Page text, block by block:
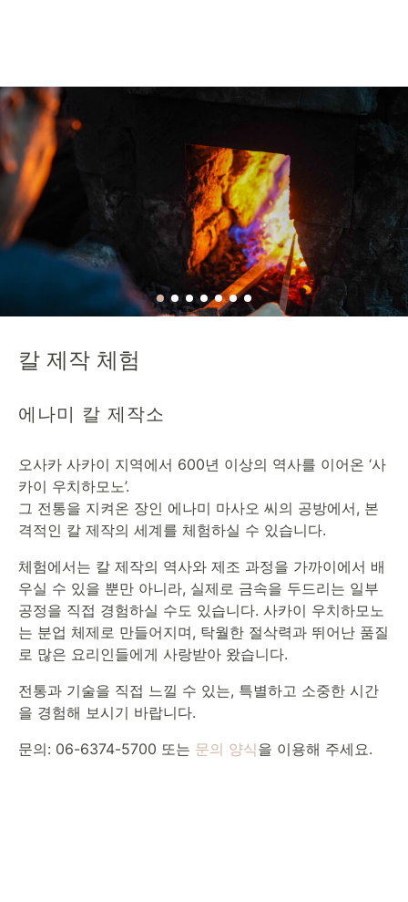
칼 제작 체험
에나미 칼 제작소
오사카 사카이 지역에서 600년 이상의 역사를 이어온 ‘사
카이 우치하모노’.
그 전통을 지켜온 장인 에나미 마사오 씨의 공방에서, 본
격적인 칼 제작의 세계를 체험하실 수 있습니다.
체험에서는 칼 제작의 역사와 제조 과정을 가까이에서 배
우실 수 있을 뿐만 아니라, 실제로 금속을 두드리는 일부
공정을 직접 경험하실 수도 있습니다. 사카이 우치하모노
는 분업 체제로 만들어지며, 탁월한 절삭력과 뛰어난 품질
로 많은 요리인들에게 사랑받아 왔습니다.
전통과 기술을 직접 느낄 수 있는, 특별하고 소중한 시간
을 경험해 보시기 바랍니다.
문의: 06-6374-5700 또는 문의 양식을 이용해 주세요.